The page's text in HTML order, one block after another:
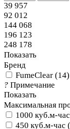
39 957
92 012
144 068
196 123
248 178
Показать
Бренд
FumeClear (14)
? Примечание
Показать
Максимальная
1000 куб.м-час
450 куб.м-час (